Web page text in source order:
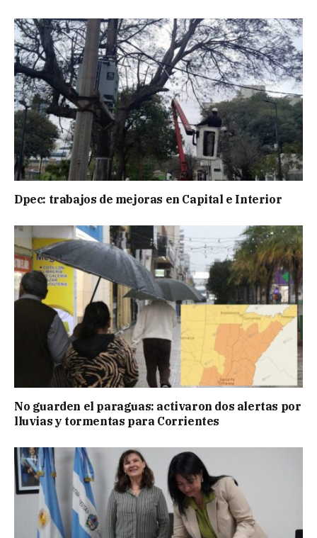
Dpec: trabajos de mejoras en Capital e Interior
No guarden el paraguas: activaron dos alertas por
lluvias y tormentas para Corrientes